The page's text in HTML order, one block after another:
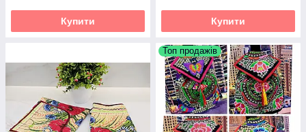
Купити Купити
Топ продажів